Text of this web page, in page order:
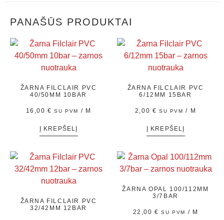
PANAŠŪS PRODUKTAI
ŽARNA FILCLAIR PVC
40/50MM 10BAR
16,00€ SU PVM / M
Į KREPŠELĮ
ŽARNA FILCLAIR PVC
6/12MM 15BAR
2,00 € SU PVM / M
Į KREPŠELĮ
ŽARNA FILCLAIR PVC
32/42MM 12BAR
ŽARNA OPAL 100/112MM
3/7BAR
22,00€ SU PVM / M